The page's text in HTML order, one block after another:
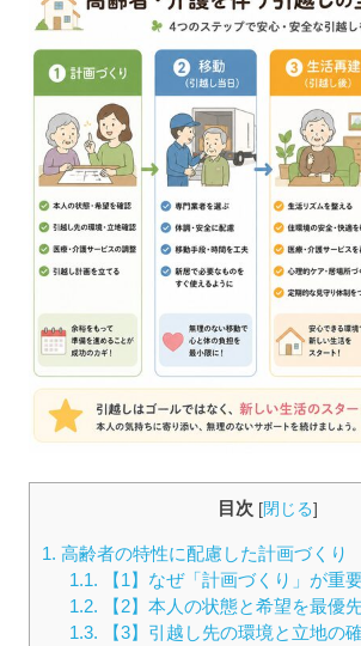
目次 [閉じる]
1. 高齢者の特性に配慮した計画づくり
1.1. 【1】なぜ「計画づくり」が重
1.2. 【2】本人の状態と希望を最優
1.3. 【3】引越し先の環境と立地の